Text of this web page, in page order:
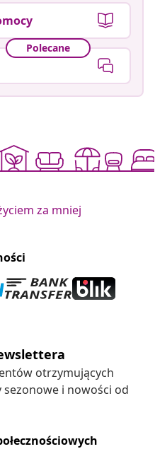
Polecane
za mniej
otrzymujących
i nowości od